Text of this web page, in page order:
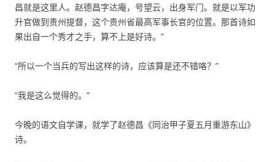
昌就是这里人。赵德昌字达庵，号望云，出身军门。就是以军功
升官做到贵州提督，这个贵州省最高军事长官的位置。那首诗如
果出自一个秀才之手，算不上是好诗。”
“所以一个当兵的写出这样的诗，应该算是还不错咯？”
“我是这么觉得的。”
今晚的语文自学课，就学了赵德昌《同治甲子夏五月重游东山》
诗。